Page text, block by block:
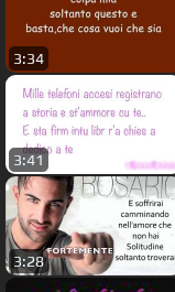
3:34
3:41
3:28